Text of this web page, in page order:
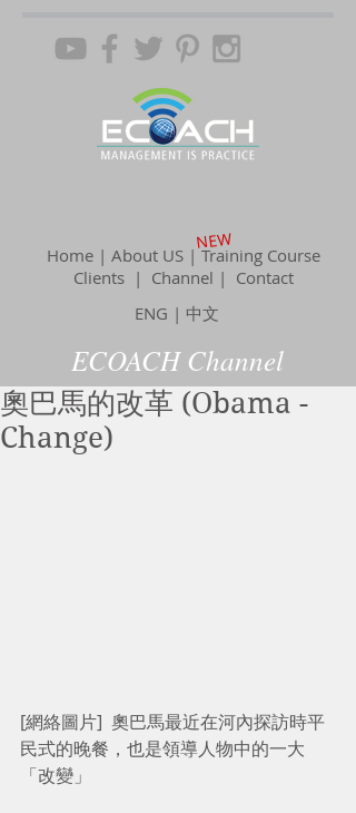
Home | About US | Training Course
Clients | Channel | Contact
ENG | 中文
NEW
ECOACH Channel
奧巴馬的改革 (Obama -
Change)
[網絡圖片]  奧巴馬最近在河內探訪時平
民式的晚餐，也是領導人物中的一大
「改變」